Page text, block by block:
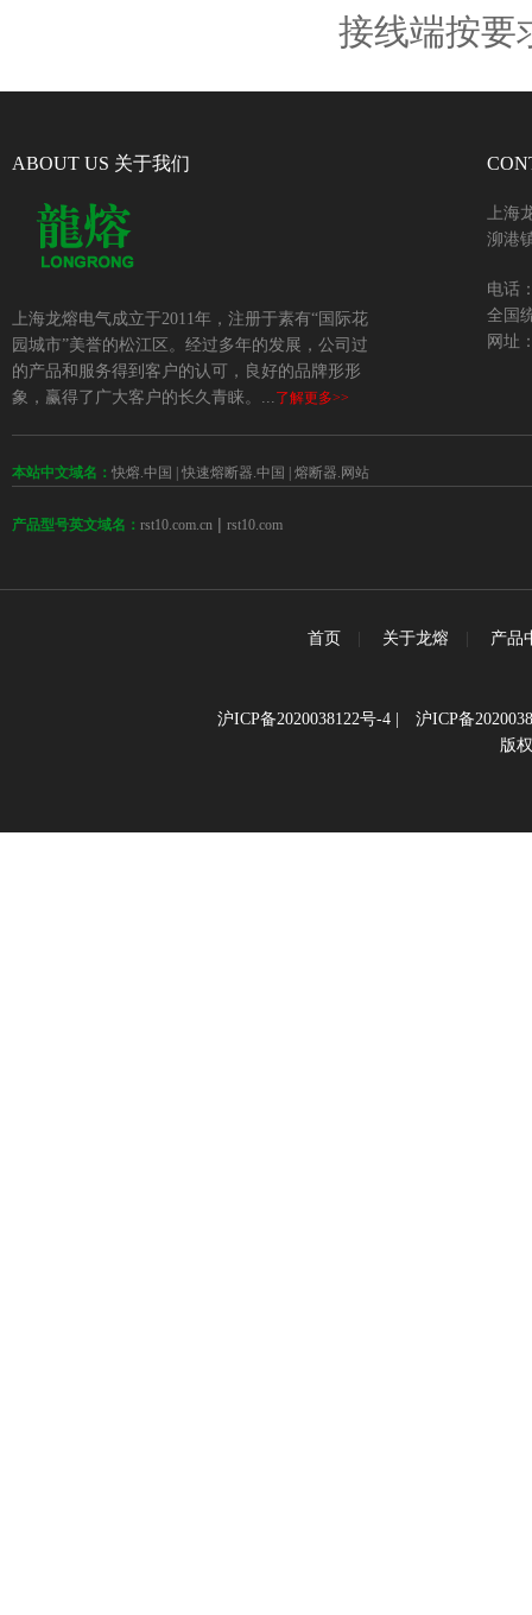
接线端按要
ABOUT US 关于我们
上海龙熔电气成立于2011年，注册于素有“国际花
园城市”美誉的松江区。经过多年的发展，公司过
的产品和服务得到客户的认可，良好的品牌形形
象，赢得了广大客户的长久青睐。...了解更多>>
上海
泖港
电话
全国
网址
本站中文域名： 快熔.中国 快速熔断器.中国 熔断器.网站
产品型号英文域名： rst10.com.cn | rst10.com
首页 关于龙熔 产品
沪ICP备2020038122号-4| 沪ICP备
版